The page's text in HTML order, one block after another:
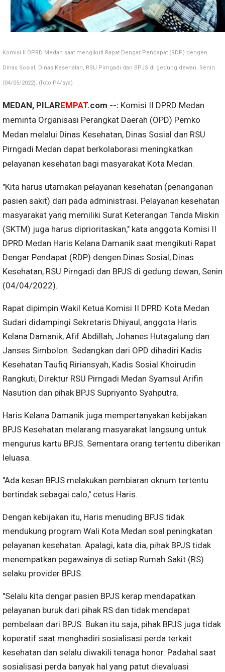
Komisi II DPRD Medan saat mengikuti Rapat Dengar Pendapat (RDP) dengen
Dinas Sosial, Dinas Kesehatan, RSU Pirngadi dan BPJS di gedung dewan, Senin
(04/05/2022). (foto:P4/sya)
MEDAN, PILAREMPAT.com --: Komisi II DPRD Medan
meminta Organisasi Perangkat Daerah (OPD) Pemko
Medan melalui Dinas Kesehatan, Dinas Sosial dan RSU
Pirngadi Medan dapat berkolaborasi meningkatkan
pelayanan kesehatan bagi masyarakat Kota Medan.
"Kita harus utamakan pelayanan kesehatan (penanganan
pasien sakit) dari pada administrasi. Pelayanan kesehatan
masyarakat yang memiliki Surat Keterangan Tanda Miskin
(SKTM) juga harus diprioritaskan," kata anggota Komisi II
DPRD Medan Haris Kelana Damanik saat mengikuti Rapat
Dengar Pendapat (RDP) dengen Dinas Sosial, Dinas
Kesehatan, RSU Pirngadi dan BPJS di gedung dewan, Senin
(04/04/2022).
Rapat dipimpin Wakil Ketua Komisi II DPRD Kota Medan
Sudari didampingi Sekretaris Dhiyaul, anggota Haris
Kelana Damanik, Afif Abdillah, Johanes Hutagalung dan
Janses Simbolon. Sedangkan dari OPD dihadiri Kadis
Kesehatan Taufiq Ririansyah, Kadis Sosial Khoirudin
Rangkuti, Direktur RSU Pirngadi Medan Syamsul Arifin
Nasution dan pihak BPJS Supriyanto Syahputra.
Haris Kelana Damanik juga mempertanyakan kebijakan
BPJS Kesehatan melarang masyarakat langsung untuk
mengurus kartu BPJS. Sementara orang tertentu diberikan
leluasa.
"Ada kesan BPJS melakukan pembiaran oknum tertentu
bertindak sebagai calo," cetus Haris.
Dengan kebijakan itu, Haris menuding BPJS tidak
mendukung program Wali Kota Medan soal peningkatan
pelayanan kesehatan. Apalagi, kata dia, pihak BPJS tidak
menempatkan pegawainya di setiap Rumah Sakit (RS)
selaku provider BPJS.
"Selalu kita dengar pasien BPJS kerap mendapatkan
pelayanan buruk dari pihak RS dan tidak mendapat
pembelaan dari BPJS. Bukan itu saja, pihak BPJS juga tidak
koperatif saat menghadiri sosialisasi perda terkait
kesehatan dan selalu diwakili tenaga honor. Padahal saat
sosialisasi perda banyak hal yang patut dievaluasi